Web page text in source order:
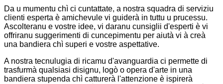
Da u mumentu chì ci cuntattate, a nostra squadra di serviziu
clienti esperta è amichevule vi guiderà in tuttu u prucessu.
Ascolteranu e vostre idee, vi daranu cunsiglii d'esperti è vi
offriranu suggerimenti di cuncepimentu per aiutà vi à creà
una bandiera chì superi e vostre aspettative.
A nostra tecnulugia di ricamu d'avanguardia ci permette di
trasfurmà qualsiasi disignu, logò o opera d'arte in una
bandiera stupenda chì catturerà l'attenzione è ispirerà